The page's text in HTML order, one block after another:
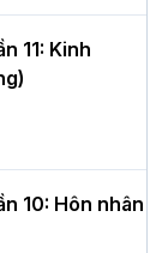
11: Kinh
10: Hôn nhân